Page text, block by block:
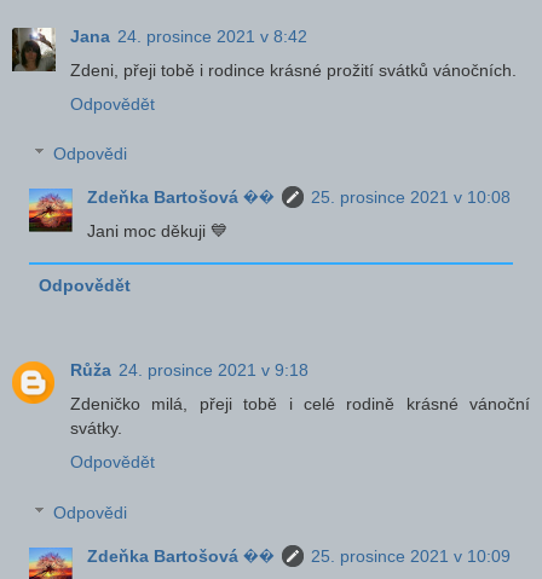
Jana 24. prosince 2021 v 8:42
Zdeni, přeji tobě i rodince krásné prožití svátků vánočních.
Odpovědět
Odpovědi
Zdeňka Bartošová ��
25. prosince 2021 v 10:08
Jani moc děkuji 💙
Odpovědět
Růža 24. prosince 2021 v 9:18
Zdeničko milá, přeji tobě i celé rodině krásné vánoční
svátky.
Odpovědět
Odpovědi
Zdeňka Bartošová ��
25. prosince 2021 v 10:09